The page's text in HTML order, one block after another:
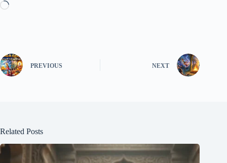
PREVIOUS NEXT
Related Posts